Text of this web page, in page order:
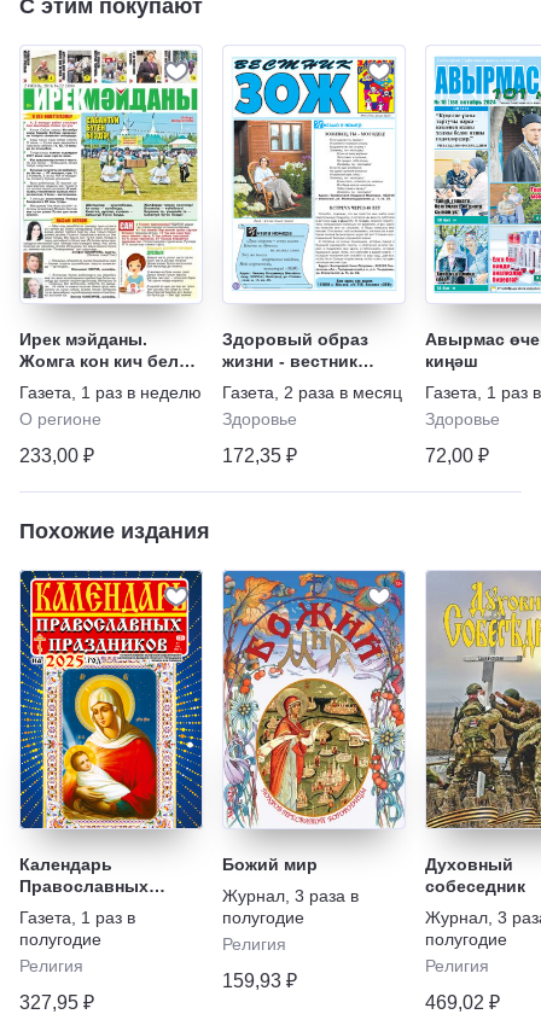
С этим покупают
Ирек мэйданы.
Жомга кон кич белэн
(на татарском языке)
Газета
1 раз в неделю
О регионе
233,00 ₽
Здоровый образ
жизни - вестник
"ЗОЖ"
Газета
2 раза в месяц
Здоровье
172,35 ₽
Авырмас
киңәш
Газета
1 раз
Здоровье
72,00 ₽
Похожие издания
Календарь
Православных
праздников на 2027
год
Газета
1 раз в
полугодие
Религия
327,95 ₽
Божий мир
Журнал 3 раза в
полугодие
Религия
159,93 ₽
Духовный
собеседник
Журнал 3
полугодие
Религия
469,02 ₽